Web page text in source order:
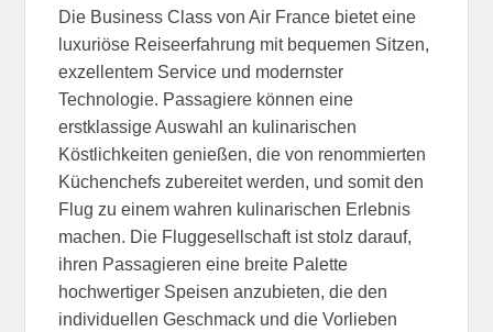
Die Business Class von Air France bietet eine
luxuriöse Reiseerfahrung mit bequemen Sitzen,
exzellentem Service und modernster
Technologie. Passagiere können eine
erstklassige Auswahl an kulinarischen
Köstlichkeiten genießen, die von renommierten
Küchenchefs zubereitet werden, und somit den
Flug zu einem wahren kulinarischen Erlebnis
machen. Die Fluggesellschaft ist stolz darauf,
ihren Passagieren eine breite Palette
hochwertiger Speisen anzubieten, die den
individuellen Geschmack und die Vorlieben